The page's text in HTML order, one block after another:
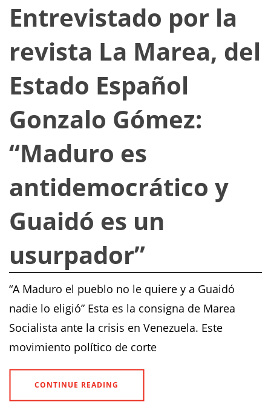
Entrevistado por la
revista La Marea, del
Estado Español
Gonzalo Gómez:
“Maduro es
antidemocrático y
Guaidó es un
usurpador”
“A Maduro el pueblo no le quiere y a Guaidó
nadie lo eligió” Esta es la consigna de Marea
Socialista ante la crisis en Venezuela. Este
movimiento político de corte
CONTINUE READING